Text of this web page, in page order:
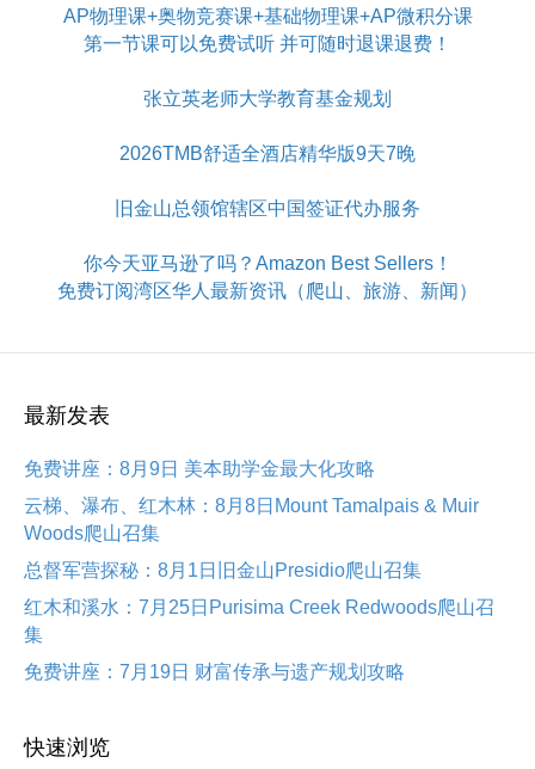
AP物理课+奥物竞赛课+基础物理课+AP微积分课
第一节课可以免费试听 并可随时退课退费！
张立英老师大学教育基金规划
2026TMB舒适全酒店精华版9天7晚
旧金山总领馆辖区中国签证代办服务
你今天亚马逊了吗？Amazon Best Sellers！
免费订阅湾区华人最新资讯（爬山、旅游、新闻）
最新发表
免费讲座：8月9日 美本助学金最大化攻略
云梯、瀑布、红木林：8月8日Mount Tamalpais & Muir
Woods爬山召集
总督军营探秘：8月1日旧金山Presidio爬山召集
红木和溪水：7月25日Purisima Creek Redwoods爬山召
集
免费讲座：7月19日 财富传承与遗产规划攻略
快速浏览